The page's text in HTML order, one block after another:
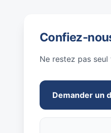
Confiez-
Ne restez pas
Demander un